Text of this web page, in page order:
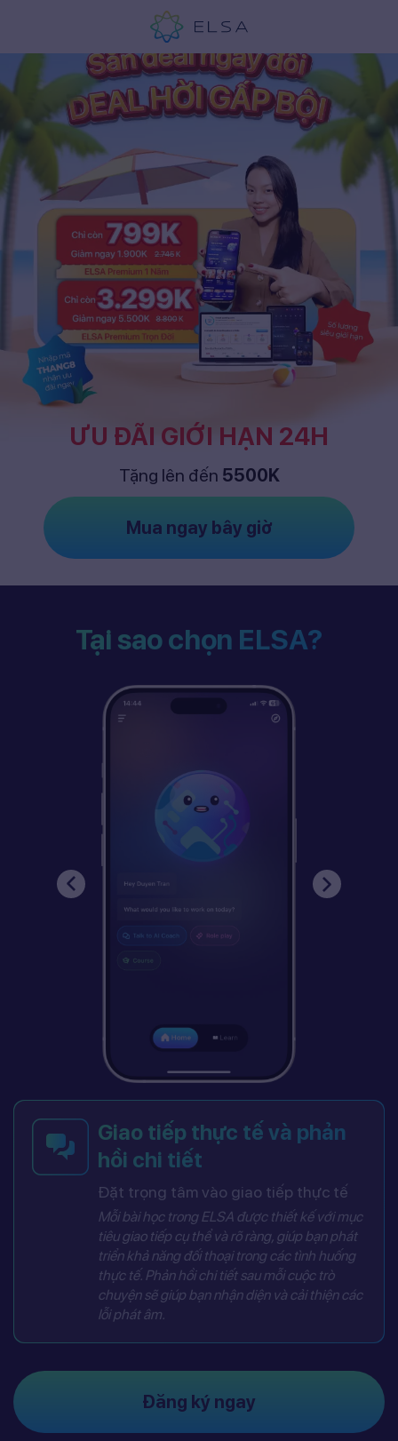
ƯU ĐÃI GIỚI HẠN 24H
Tặng lên đến 5500K
Mua ngay bây giờ
Tại sao chọn ELSA?
Giao tiếp thực tế và phản
hồi chi tiết
Đặt trọng tâm vào giao tiếp thực tế
Mỗi bài học trong ELSA được thiết kế với mục
tiêu giao tiếp cụ thể và rõ ràng, giúp bạn phát
triển khả năng đối thoại trong các tình huống
thực tế. Phản hồi chi tiết sau mỗi cuộc trò
chuyện sẽ giúp bạn nhận diện và cải thiện các
lỗi phát âm.
Đăng ký ngay